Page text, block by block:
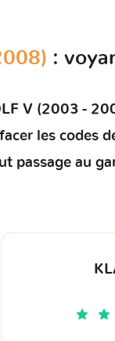
:
V (2003 -
les codes
au